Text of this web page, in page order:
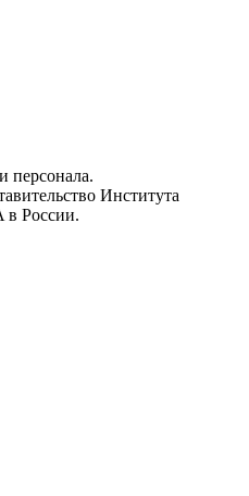
персонала.
Института
в России.